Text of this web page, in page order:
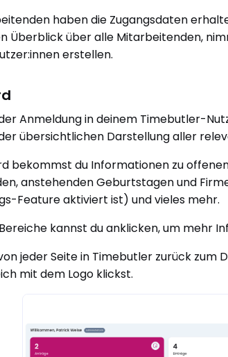
haben die Zugangsdaten
Überblick über alle Mitarbeitenden,
erstellen.
Anmeldung in deinem Timebutler-
übersichtlichen Darstellung aller
bekommst du Informationen zu
anstehenden Geburtstagen und
Feature aktiviert ist) und vieles mehr.
kannst du anklicken, um mehr
jeder Seite in Timebutler zurück zum
mit dem Logo klickst.